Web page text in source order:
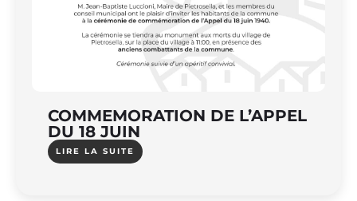
COMMEMORATION DE L’APPEL
DU 18 JUIN
LIRE LA SUITE